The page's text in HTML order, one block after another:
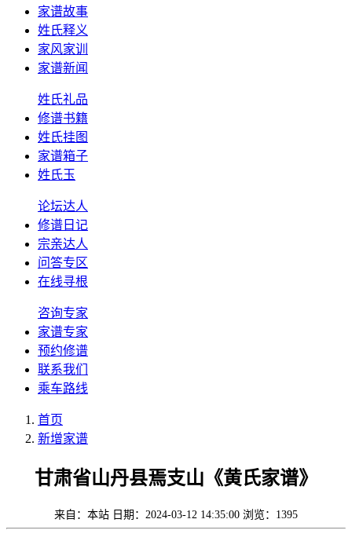
家谱故事
姓氏释义
家风家训
家谱新闻
姓氏礼品
修谱书籍
姓氏挂图
家谱箱子
姓氏玉
论坛达人
修谱日记
宗亲达人
问答专区
在线寻根
咨询专家
家谱专家
预约修谱
联系我们
乘车路线
首页
新增家谱
甘肃省山丹县焉支山《黄氏家谱》
来自：本站 日期：2024-03-12 14:35:00 浏览：1395